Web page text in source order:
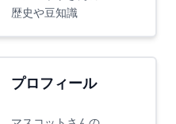
歴史や豆知識
プロフィール